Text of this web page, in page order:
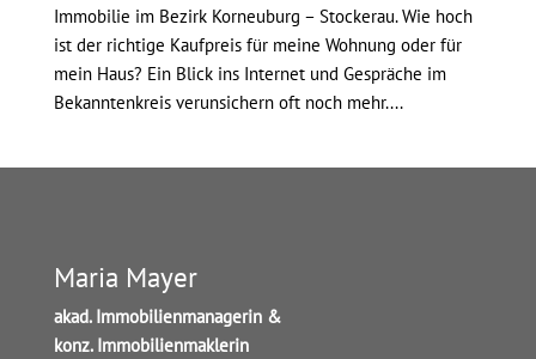
Immobilie im Bezirk Korneuburg – Stockerau. Wie hoch
ist der richtige Kaufpreis für meine Wohnung oder für
mein Haus? Ein Blick ins Internet und Gespräche im
Bekanntenkreis verunsichern oft noch mehr....
Maria Mayer
akad. Immobilienmanagerin &
konz. Immobilienmaklerin